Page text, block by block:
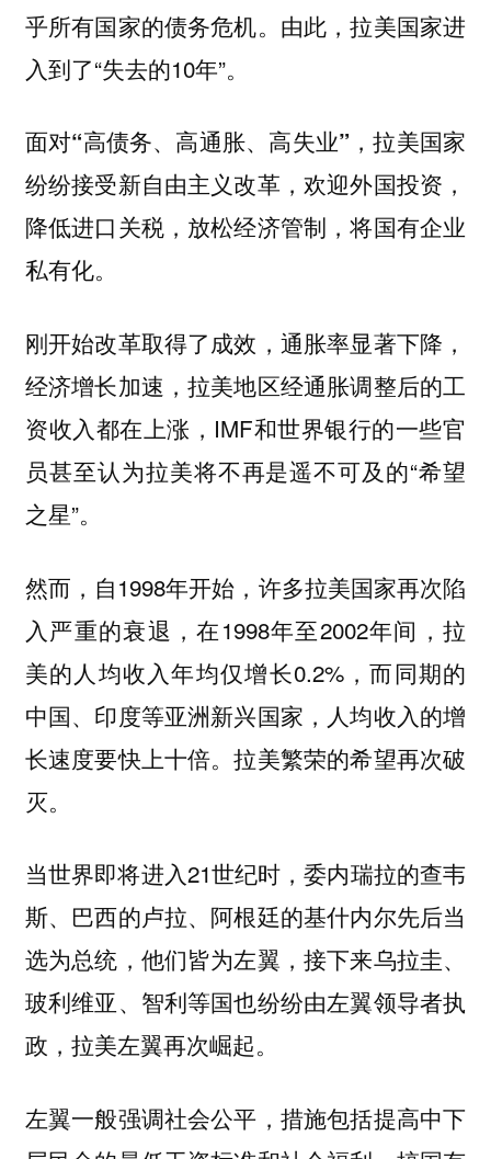
乎所有国家的债务危机。由此，拉美国家进
入到了“失去的10年”。
面对“高债务、高通胀、高失业”，拉美国家
纷纷接受新自由主义改革，欢迎外国投资，
降低进口关税，放松经济管制，将国有企业
私有化。
刚开始改革取得了成效，通胀率显著下降，
经济增长加速，拉美地区经通胀调整后的工
资收入都在上涨，IMF和世界银行的一些官
员甚至认为拉美将不再是遥不可及的“希望
之星”。
然而，自1998年开始，许多拉美国家再次陷
入严重的衰退，在1998年至2002年间，拉
美的人均收入年均仅增长0.2%，而同期的
中国、印度等亚洲新兴国家，人均收入的增
长速度要快上十倍。拉美繁荣的希望再次破
灭。
当世界即将进入21世纪时，委内瑞拉的查韦
斯、巴西的卢拉、阿根廷的基什内尔先后当
选为总统，他们皆为左翼，接下来乌拉圭、
玻利维亚、智利等国也纷纷由左翼领导者执
政，拉美左翼再次崛起。
左翼一般强调社会公平，措施包括提高中下